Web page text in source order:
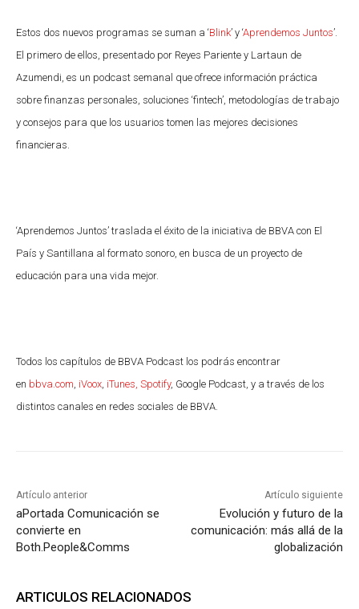
Estos dos nuevos programas se suman a ‘Blink’ y ‘Aprendemos Juntos’.
El primero de ellos, presentado por Reyes Pariente y Lartaun de
Azumendi, es un podcast semanal que ofrece información práctica
sobre finanzas personales, soluciones ‘fintech’, metodologías de trabajo
y consejos para que los usuarios tomen las mejores decisiones
financieras.
‘Aprendemos Juntos’ traslada el éxito de la iniciativa de BBVA con El
País y Santillana al formato sonoro, en busca de un proyecto de
educación para una vida mejor.
Todos los capítulos de BBVA Podcast los podrás encontrar
en bbva.com iVoox iTunes, Spotify, Google Podcast, y a través de los
distintos canales en redes sociales de BBVA.
Artículo anterior
aPortada Comunicación se
convierte en
Both.People&Comms
Artículo siguiente
Evolución y futuro de la
comunicación: más allá de la
globalización
ARTICULOS RELACIONADOS